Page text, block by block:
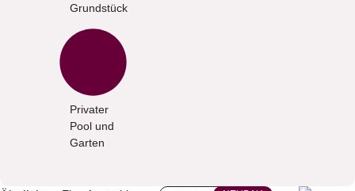
Grundstück
Privater
Pool und
Garten